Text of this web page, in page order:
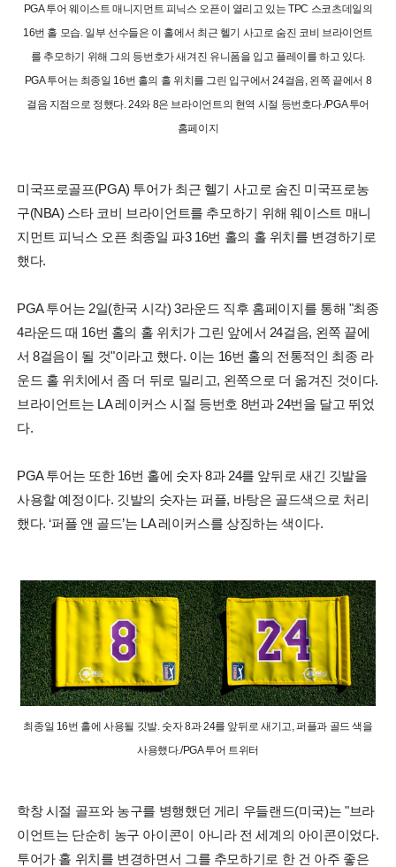
PGA 투어 웨이스트 매니지먼트 피닉스 오픈이 열리고 있는 TPC 스코츠데일의
16번 홀 모습. 일부 선수들은 이 홀에서 최근 헬기 사고로 숨진 코비 브라이언트
를 추모하기 위해 그의 등번호가 새겨진 유니폼을 입고 플레이를 하고 있다.
PGA 투어는 최종일 16번 홀의 홀 위치를 그린 입구에서 24걸음, 왼쪽 끝에서 8
걸음 지점으로 정했다. 24와 8은 브라이언트의 현역 시절 등번호다./PGA 투어
홈페이지
미국프로골프(PGA) 투어가 최근 헬기 사고로 숨진 미국프로농
구(NBA) 스타 코비 브라이언트를 추모하기 위해 웨이스트 매니
지먼트 피닉스 오픈 최종일 파3 16번 홀의 홀 위치를 변경하기로
했다.
PGA 투어는 2일(한국 시각) 3라운드 직후 홈페이지를 통해 "최종
4라운드 때 16번 홀의 홀 위치가 그린 앞에서 24걸음, 왼쪽 끝에
서 8걸음이 될 것"이라고 했다. 이는 16번 홀의 전통적인 최종 라
운드 홀 위치에서 좀 더 뒤로 밀리고, 왼쪽으로 더 옮겨진 것이다.
브라이언트는 LA 레이커스 시절 등번호 8번과 24번을 달고 뛰었
다.
PGA 투어는 또한 16번 홀에 숫자 8과 24를 앞뒤로 새긴 깃발을
사용할 예정이다. 깃발의 숫자는 퍼플, 바탕은 골드색으로 처리
했다. ‘퍼플 앤 골드’는 LA 레이커스를 상징하는 색이다.
최종일 16번 홀에 사용될 깃발. 숫자 8과 24를 앞뒤로 새기고, 퍼플과 골드 색을
사용했다./PGA 투어 트위터
학창 시절 골프와 농구를 병행했던 게리 우들랜드(미국)는 "브라
이언트는 단순히 농구 아이콘이 아니라 전 세계의 아이콘이었다.
투어가 홀 위치를 변경하면서 그를 추모하기로 한 건 아주 좋은